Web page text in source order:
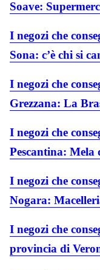
Soave:
I negozi che
Sona: c’è chi si
I negozi che
Grezzana: La
I negozi che
Pescantina: Mela
I negozi che
Nogara:
I negozi che
provincia di